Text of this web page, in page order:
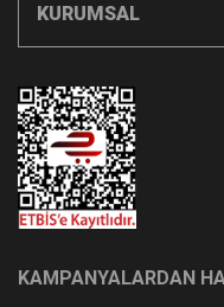
KURUMSAL
KAMPANYALARDAN